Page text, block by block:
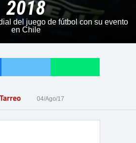
2018
del juego de fútbol con su evento
en Chile
04/Ago/17